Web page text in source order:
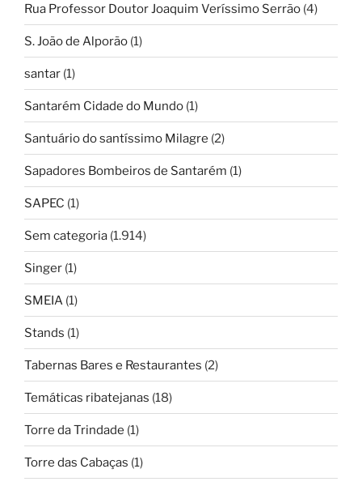
Rua Professor Doutor Joaquim Veríssimo Serrão (4)
S. João de Alporão (1)
santar (1)
Santarém Cidade do Mundo (1)
Santuário do santíssimo Milagre (2)
Sapadores Bombeiros de Santarém (1)
SAPEC (1)
Sem categoria (1.914)
Singer (1)
SMEIA (1)
Stands (1)
Tabernas Bares e Restaurantes (2)
Temáticas ribatejanas (18)
Torre da Trindade (1)
Torre das Cabaças (1)